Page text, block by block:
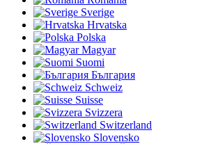
Sverige
Hrvatska
Polska
Magyar
Suomi
България
Schweiz
Suisse
Svizzera
Switzerland
Slovensko